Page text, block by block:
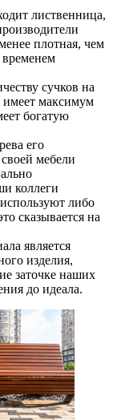
лиственница,
плотная, чем
сучков на
имеет максимум
богатую
его
мебели
коллеги
либо
сказывается на
является
изделия,
заточке наших
до идеала.